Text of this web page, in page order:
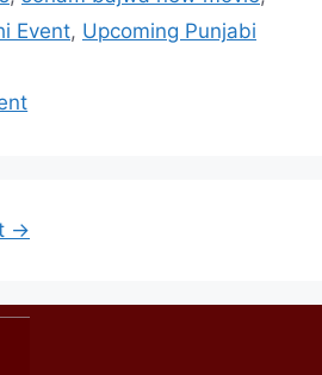
Event, Upcoming Punjabi
→